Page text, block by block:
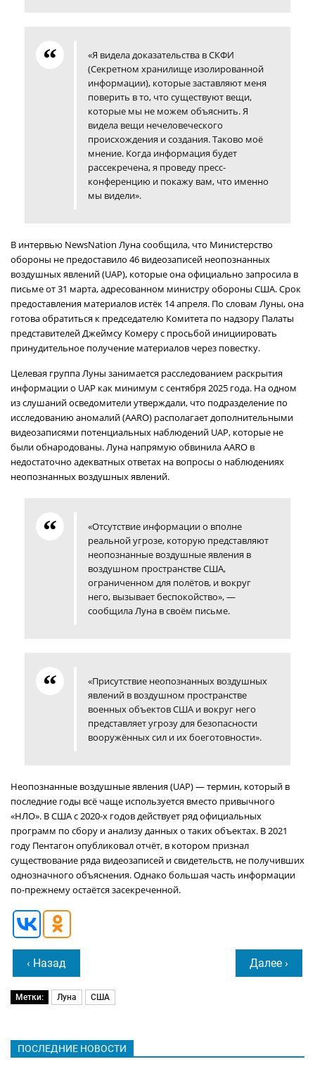
«Я видела доказательства в СКФИ
(Секретном хранилище изолированной
информации), которые заставляют меня
поверить в то, что существуют вещи,
которые мы не можем объяснить. Я
видела вещи нечеловеческого
происхождения и создания. Таково моё
мнение. Когда информация будет
рассекречена, я проведу пресс-
конференцию и покажу вам, что именно
мы видели».
В интервью NewsNation Луна сообщила, что Министерство
обороны не предоставило 46 видеозаписей неопознанных
воздушных явлений (UAP), которые она официально запросила в
письме от 31 марта, адресованном министру обороны США. Срок
предоставления материалов истёк 14 апреля. По словам Луны, она
готова обратиться к председателю Комитета по надзору Палаты
представителей Джеймсу Комеру с просьбой инициировать
принудительное получение материалов через повестку.
Целевая группа Луны занимается расследованием раскрытия
информации о UAP как минимум с сентября 2025 года. На одном
из слушаний осведомители утверждали, что подразделение по
исследованию аномалий (AARO) располагает дополнительными
видеозаписями потенциальных наблюдений UAP, которые не
были обнародованы. Луна напрямую обвинила AARO в
недостаточно адекватных ответах на вопросы о наблюдениях
неопознанных воздушных явлений.
«Отсутствие информации о вполне
реальной угрозе, которую представляют
неопознанные воздушные явления в
воздушном пространстве США,
ограниченном для полётов, и вокруг
него, вызывает беспокойство», —
сообщила Луна в своём письме.
«Присутствие неопознанных воздушных
явлений в воздушном пространстве
военных объектов США и вокруг него
представляет угрозу для безопасности
вооружённых сил и их боеготовности».
Неопознанные воздушные явления (UAP) — термин, который в
последние годы всё чаще используется вместо привычного
«НЛО». В США с 2020-х годов действует ряд официальных
программ по сбору и анализу данных о таких объектах. В 2021
году Пентагон опубликовал отчёт, в котором признал
существование ряда видеозаписей и свидетельств, не получивших
однозначного объяснения. Однако большая часть информации
по-прежнему остаётся засекреченной.
‹ Назад Далее ›
Метки: Луна США
ПОСЛЕДНИЕ НОВОСТИ